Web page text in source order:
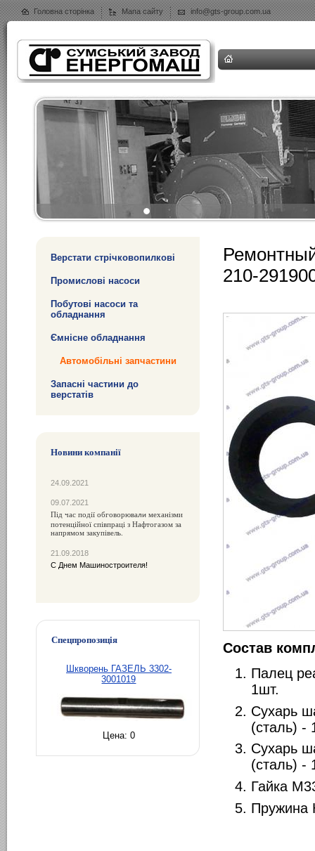
Головна сторінка Мапа сайту info@gts-group.com.ua
Верстати стрічковопилкові
Промислові насоси
Побутові насоси та
обладнання
Ємнісне обладнання
Автомобільні запчастини
Запасні частини до
верстатів
Новини компанії
24.09.2021
09.07.2021
Під час події обговорювали механізми
потенційної співпраці з Нафтогазом за
напрямом закупівель.
21.09.2018
С Днем Машиностроителя!
Спецпропозиція
Шкворень ГАЗЕЛЬ 3302-
3001019
Цена: 0
210-
Состав
Палец
1шт.
Сухарь
(сталь) -
Сухарь
(сталь) -
Гайка
Пружина